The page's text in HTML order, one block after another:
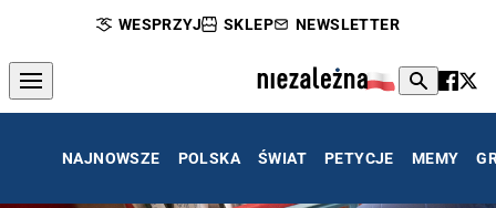
WESPRZYJ SKLEP NEWSLETTER
NAJNOWSZE POLSKA ŚWIAT PETYCJE MEMY